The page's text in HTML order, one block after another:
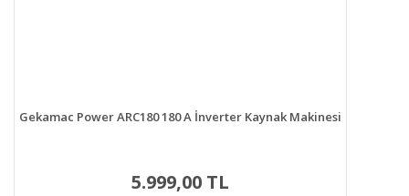
Gekamac Power ARC180 180 A İnverter Kaynak Makinesi
5.999,00 TL